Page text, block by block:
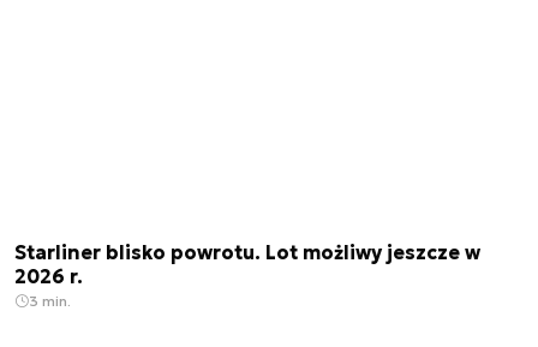
Starliner blisko powrotu. Lot możliwy jeszcze w
2026 r.
3 min.